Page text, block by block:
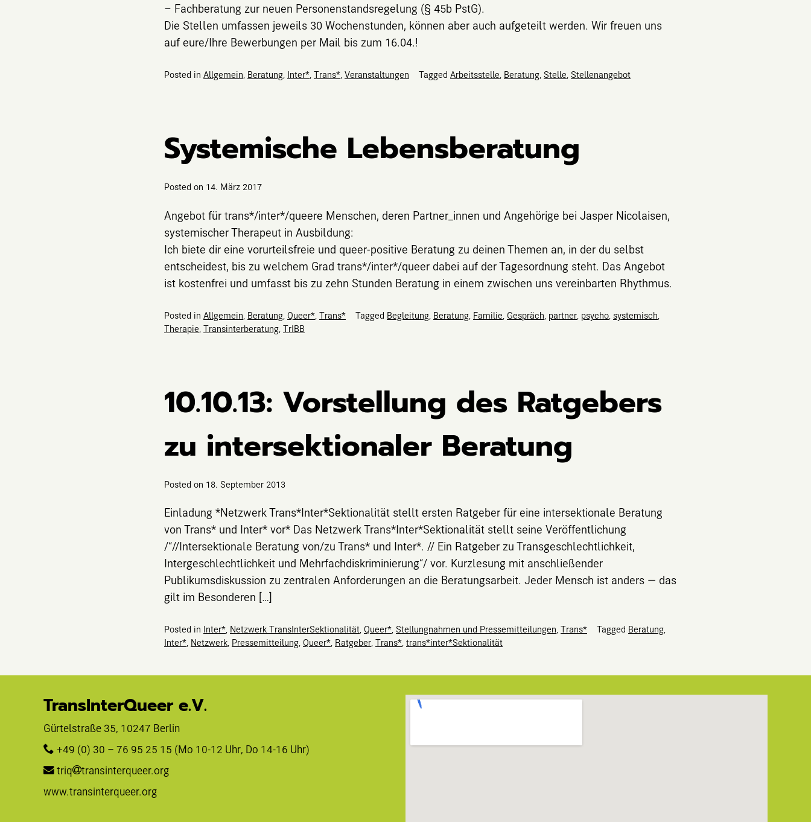
– Fachberatung zur neuen Personenstandsregelung (§ 45b PstG).
Die Stellen umfassen jeweils 30 Wochenstunden, können aber auch aufgeteilt werden. Wir freuen uns
auf eure/Ihre Bewerbungen per Mail bis zum 16.04.!
Posted in Allgemein, Beratung, Inter*, Trans*, Veranstaltungen Tagged Arbeitsstelle, Beratung, Stelle, Stellenangebot
Systemische Lebensberatung
Posted on 14. März 2017
Angebot für trans*/inter*/queere Menschen, deren Partner_innen und Angehörige bei Jasper Nicolaisen,
systemischer Therapeut in Ausbildung:
Ich biete dir eine vorurteilsfreie und queer-positive Beratung zu deinen Themen an, in der du selbst
entscheidest, bis zu welchem Grad trans*/inter*/queer dabei auf der Tagesordnung steht. Das Angebot
ist kostenfrei und umfasst bis zu zehn Stunden Beratung in einem zwischen uns vereinbarten Rhythmus.
Posted in Allgemein Beratung Queer* Trans* Tagged Begleitung Beratung Familie Gespräch partner psycho systemisch
Therapie Transinterberatung TrIBB
10.10.13: Vorstellung des Ratgebers
zu intersektionaler Beratung
Posted on 18. September 2013
Einladung *Netzwerk Trans*Inter*Sektionalität stellt ersten Ratgeber für eine intersektionale Beratung
von Trans* und Inter* vor* Das Netzwerk Trans*Inter*Sektionalität stellt seine Veröffentlichung
/“//Intersektionale Beratung von/zu Trans* und Inter*. // Ein Ratgeber zu Transgeschlechtlichkeit,
Intergeschlechtlichkeit und Mehrfachdiskriminierung“/ vor. Kurzlesung mit anschließender
Publikumsdiskussion zu zentralen Anforderungen an die Beratungsarbeit. Jeder Mensch ist anders — das
gilt im Besonderen […]
Posted in Inter* Netzwerk TransInterSektionalität Queer* Stellungnahmen und Pressemitteilungen Trans* Tagged Beratung
Inter* Netzwerk Pressemitteilung Queer* Ratgeber Trans* trans*inter*Sektionalität
TransInterQueer e.V.
Gürtelstraße 35, 10247 Berlin
+49 (0) 30 – 76 95 25 15 (Mo 10-12 Uhr, Do 14-16 Uhr)
triq
transinterqueer.org
www.transinterqueer.org